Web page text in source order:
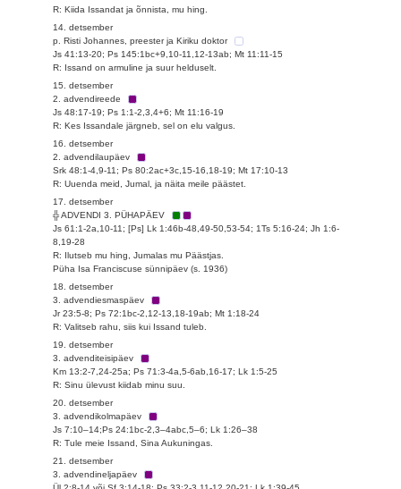
R: Kiida Issandat ja õnnista, mu hing.
14. detsember
p. Risti Johannes, preester ja Kiriku doktor
Js 41:13-20; Ps 145:1bc+9,10-11,12-13ab; Mt 11:11-15
R: Issand on armuline ja suur helduselt.
15. detsember
2. advendireede
Js 48:17-19; Ps 1:1-2,3,4+6; Mt 11:16-19
R: Kes Issandale järgneb, sel on elu valgus.
16. detsember
2. advendilaupäev
Srk 48:1-4,9-11; Ps 80:2ac+3c,15-16,18-19; Mt 17:10-13
R: Uuenda meid, Jumal, ja näita meile päästet.
17. detsember
╬ ADVENDI 3. PÜHAPÄEV
Js 61:1-2a,10-11; [Ps] Lk 1:46b-48,49-50,53-54; 1Ts 5:16-24; Jh 1:6-
8,19-28
R: Ilutseb mu hing, Jumalas mu Päästjas.
Püha Isa Franciscuse sünnipäev (s. 1936)
18. detsember
3. advendiesmaspäev
Jr 23:5-8; Ps 72:1bc-2,12-13,18-19ab; Mt 1:18-24
R: Valitseb rahu, siis kui Issand tuleb.
19. detsember
3. advenditeisipäev
Km 13:2-7,24-25a; Ps 71:3-4a,5-6ab,16-17; Lk 1:5-25
R: Sinu ülevust kiidab minu suu.
20. detsember
3. advendikolmapäev
Js 7:10–14;Ps 24:1bc-2,3–4abc,5–6; Lk 1:26–38
R: Tule meie Issand, Sina Aukuningas.
21. detsember
3. advendineljapäev